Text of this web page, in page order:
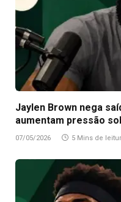
Jaylen Brown nega
aumentam pressão
07/05/2026 5 Mins de